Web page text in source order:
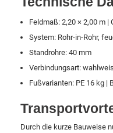
Feldmaß: 2,20 × 2,00 m |
System: Rohr-in-Rohr,
Standrohre: 40 mm
Verbindungsart:
Fußvarianten: PE 16 kg |
Durch die kurze Bauweise